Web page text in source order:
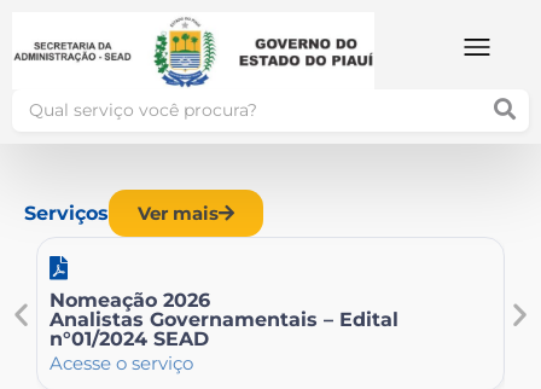
Serviços Ver mais
Nomeação 2026
Analistas Governamentais – Edital
n°01/2024 SEAD
Acesse o serviço